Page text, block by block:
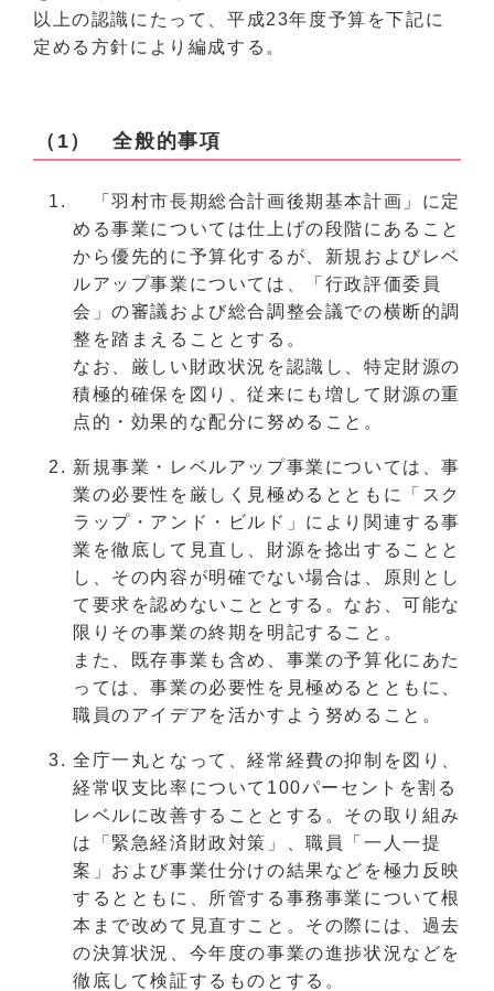
以上の認識にたって、平成23年度予算を下記に
定める方針により編成する。
（1） 全般的事項
「羽村市長期総合計画後期基本計画」に定
める事業については仕上げの段階にあること
から優先的に予算化するが、新規およびレベ
ルアップ事業については、「行政評価委員
会」の審議および総合調整会議での横断的調
整を踏まえることとする。
なお、厳しい財政状況を認識し、特定財源の
積極的確保を図り、従来にも増して財源の重
点的・効果的な配分に努めること。
新規事業・レベルアップ事業については、事
業の必要性を厳しく見極めるとともに「スク
ラップ・アンド・ビルド」により関連する事
業を徹底して見直し、財源を捻出することと
し、その内容が明確でない場合は、原則とし
て要求を認めないこととする。なお、可能な
限りその事業の終期を明記すること。
また、既存事業も含め、事業の予算化にあた
っては、事業の必要性を見極めるとともに、
職員のアイデアを活かすよう努めること。
全庁一丸となって、経常経費の抑制を図り、
経常収支比率について100パーセントを割る
レベルに改善することとする。その取り組み
は「緊急経済財政対策」、職員「一人一提
案」および事業仕分けの結果などを極力反映
するとともに、所管する事務事業について根
本まで改めて見直すこと。その際には、過去
の決算状況、今年度の事業の進捗状況などを
徹底して検証するものとする。